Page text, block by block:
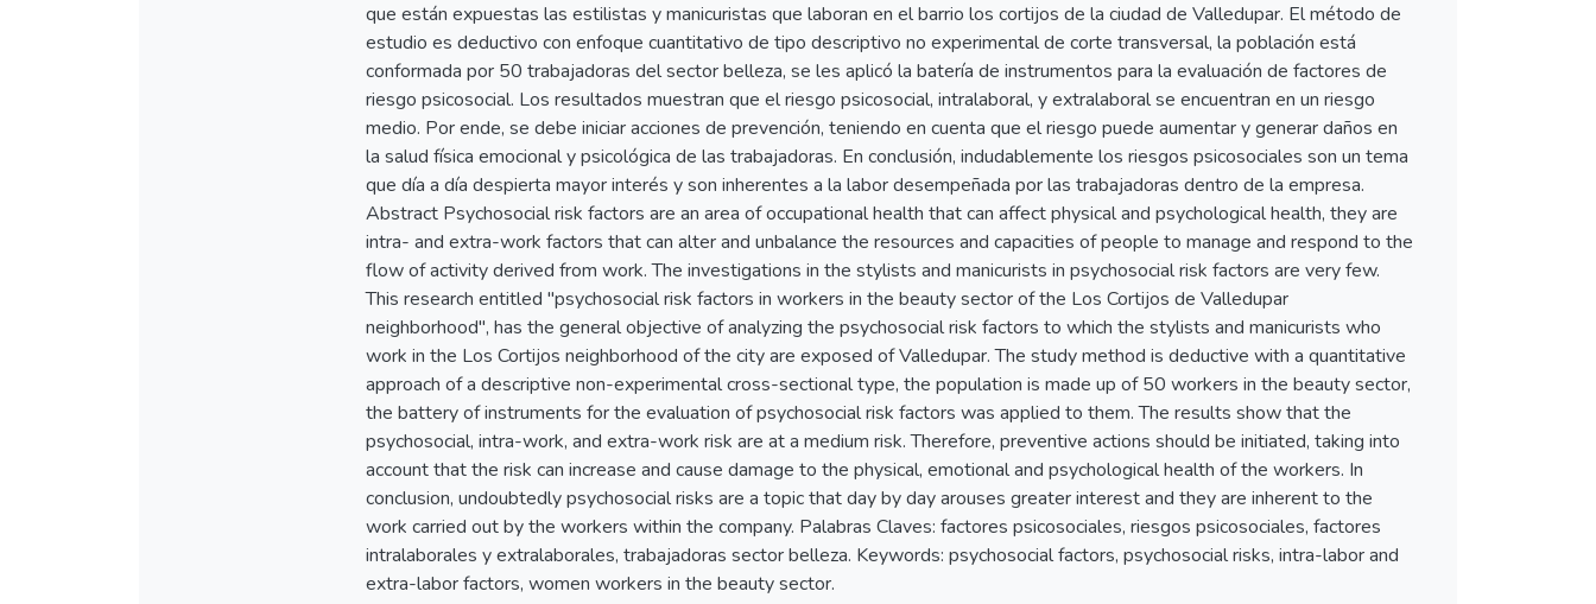
que están expuestas las estilistas y manicuristas que laboran en el barrio los cortijos de la ciudad de Valledupar. El método de
estudio es deductivo con enfoque cuantitativo de tipo descriptivo no experimental de corte transversal, la población está
conformada por 50 trabajadoras del sector belleza, se les aplicó la batería de instrumentos para la evaluación de factores de
riesgo psicosocial. Los resultados muestran que el riesgo psicosocial, intralaboral, y extralaboral se encuentran en un riesgo
medio. Por ende, se debe iniciar acciones de prevención, teniendo en cuenta que el riesgo puede aumentar y generar daños en
la salud física emocional y psicológica de las trabajadoras. En conclusión, indudablemente los riesgos psicosociales son un tema
que día a día despierta mayor interés y son inherentes a la labor desempeñada por las trabajadoras dentro de la empresa.
Abstract Psychosocial risk factors are an area of occupational health that can affect physical and psychological health, they are
intra- and extra-work factors that can alter and unbalance the resources and capacities of people to manage and respond to the
flow of activity derived from work. The investigations in the stylists and manicurists in psychosocial risk factors are very few.
This research entitled "psychosocial risk factors in workers in the beauty sector of the Los Cortijos de Valledupar
neighborhood", has the general objective of analyzing the psychosocial risk factors to which the stylists and manicurists who
work in the Los Cortijos neighborhood of the city are exposed of Valledupar. The study method is deductive with a quantitative
approach of a descriptive non-experimental cross-sectional type, the population is made up of 50 workers in the beauty sector,
the battery of instruments for the evaluation of psychosocial risk factors was applied to them. The results show that the
psychosocial, intra-work, and extra-work risk are at a medium risk. Therefore, preventive actions should be initiated, taking into
account that the risk can increase and cause damage to the physical, emotional and psychological health of the workers. In
conclusion, undoubtedly psychosocial risks are a topic that day by day arouses greater interest and they are inherent to the
work carried out by the workers within the company. Palabras Claves: factores psicosociales, riesgos psicosociales, factores
intralaborales y extralaborales, trabajadoras sector belleza. Keywords: psychosocial factors, psychosocial risks, intra-labor and
extra-labor factors, women workers in the beauty sector.